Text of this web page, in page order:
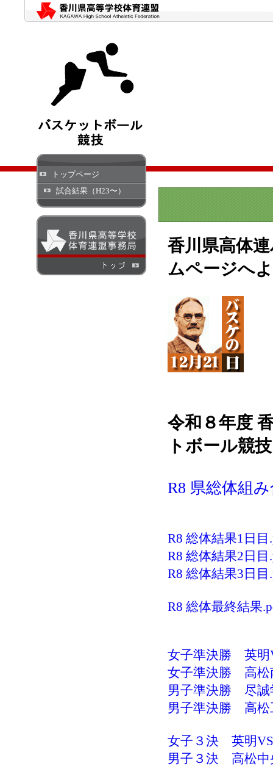
トップページ
試合結果（H23〜）
香川県高体
ムページへ
令和８年度
トボール競技
R8 県総体組
R8 総体結果1日目
R8 総体結果2日目
R8 総体結果3日目
R8 総体最終結果
女子準決勝 英明
女子準決勝 高松
男子準決勝 尽誠
男子準決勝 高松
女子３決 英明
男子３決 高松中